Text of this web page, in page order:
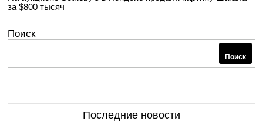
за $800 тысяч
Поиск
Поиск
Последние новости